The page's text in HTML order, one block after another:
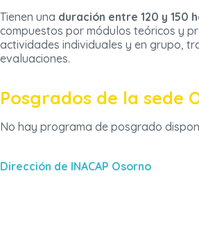
Tienen una duración entre 120 y 150
compuestos por módulos teóricos y
actividades individuales y en grupo,
evaluaciones.
Posgrados de la sede
No hay programa de posgrado
Dirección de INACAP Osorno